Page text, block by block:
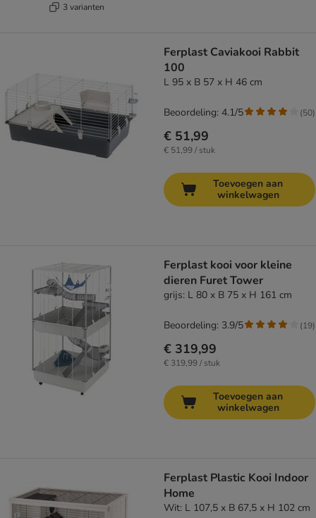
3 varianten
Ferplast Caviakooi Rabbit
100
L 95 x B 57 x H 46 cm
€ 51,99
€ 51,99 / stuk
Beoordeling: 4.1/5 (50)
Toevoegen aan
winkelwagen
Ferplast kooi voor kleine
dieren Furet Tower
grijs: L 80 x B 75 x H 161 cm
€ 319,99
€ 319,99 / stuk
Beoordeling: 3.9/5 (19)
Toevoegen aan
winkelwagen
Ferplast Plastic Kooi Indoor
Home
Wit: L 107,5 x B 67,5 x H 102 cm